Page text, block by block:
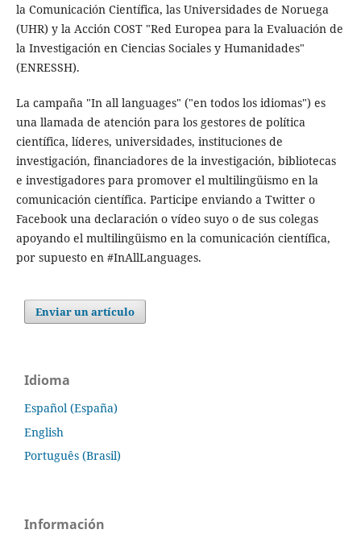
la Comunicación Científica, las Universidades de Noruega
(UHR) y la Acción COST "Red Europea para la Evaluación de
la Investigación en Ciencias Sociales y Humanidades"
(ENRESSH).
La campaña "In all languages" ("en todos los idiomas") es
una llamada de atención para los gestores de política
científica, líderes, universidades, instituciones de
investigación, financiadores de la investigación, bibliotecas
e investigadores para promover el multilingüismo en la
comunicación científica. Participe enviando a Twitter o
Facebook una declaración o vídeo suyo o de sus colegas
apoyando el multilingüismo en la comunicación científica,
por supuesto en #InAllLanguages.
Enviar un artículo
Idioma
Español (España)
English
Português (Brasil)
Información